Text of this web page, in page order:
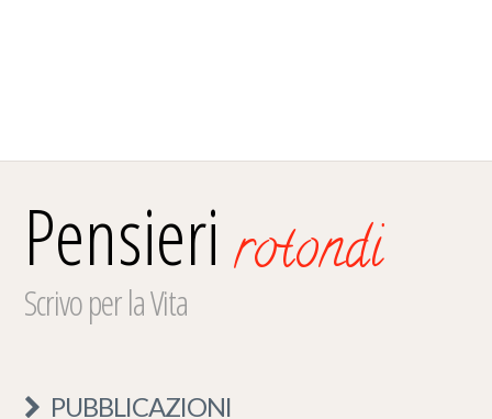
Pensierirotondi
Scrivo per la Vita
PUBBLICAZIONI